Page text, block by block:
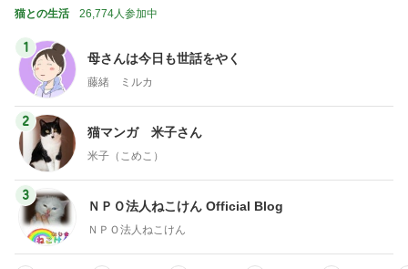
猫との生活 26,774人参加中
1
母さんは今日も世話をやく
藤緒 ミルカ
2
猫マンガ 米子さん
米子（こめこ）
3
ＮＰＯ法人ねこけん Official Blog
ＮＰＯ法人ねこけん